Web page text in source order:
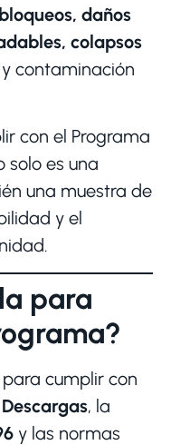
bloqueos, daños
colapsos
y contaminación
con el Programa
solo es una
una muestra de
y el
para
cumplir con
, la
y las normas